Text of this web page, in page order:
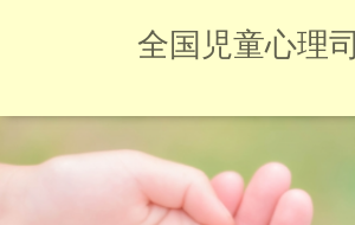
全国児童心理